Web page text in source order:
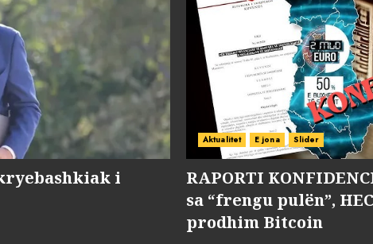
i
Aktualitet E jona Slider
RAPORTI
sa “frengu pulën”,
prodhim Bitcoin